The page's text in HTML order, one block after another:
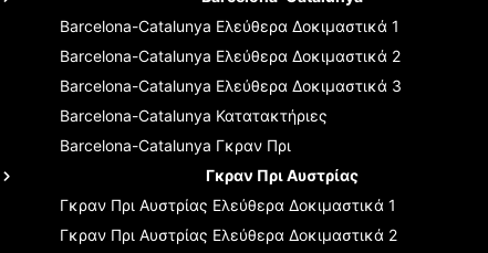
Barcelona-Catalunya Ελεύθερα Δοκιμαστικά 1
Barcelona-Catalunya Ελεύθερα Δοκιμαστικά 2
Barcelona-Catalunya Ελεύθερα Δοκιμαστικά 3
Barcelona-Catalunya Κατατακτήριες
Barcelona-Catalunya Γκραν Πρι
Γκραν Πρι Αυστρίας
Γκραν Πρι Αυστρίας Ελεύθερα Δοκιμαστικά 1
Γκραν Πρι Αυστρίας Ελεύθερα Δοκιμαστικά 2